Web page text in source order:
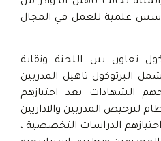
اسس علمية للعمل في المجال
تعاون بين اللجنة ونقابة
البرتوكول تاهيل المدربين
الشهادات بعد اجتيازهم
لترخيص المدربين والاداريين
الدراسات التخصصية ،